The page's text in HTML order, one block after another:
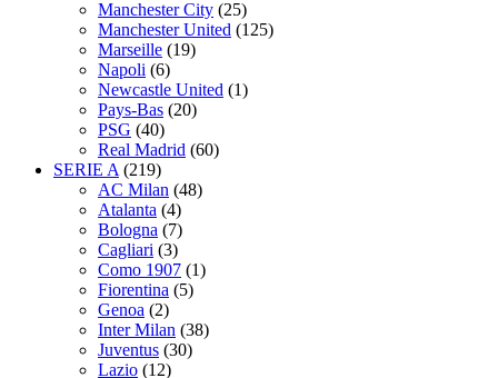
Manchester City (25)
Manchester United (125)
Marseille (19)
Napoli (6)
Newcastle United (1)
Pays-Bas (20)
PSG (40)
Real Madrid (60)
SERIE A (219)
AC Milan (48)
Atalanta (4)
Bologna (7)
Cagliari (3)
Como 1907 (1)
Fiorentina (5)
Genoa (2)
Inter Milan (38)
Juventus (30)
Lazio (12)